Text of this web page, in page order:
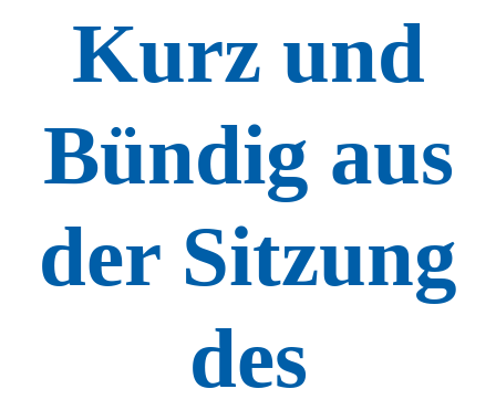
Kurz und
Bündig aus
der Sitzung
des